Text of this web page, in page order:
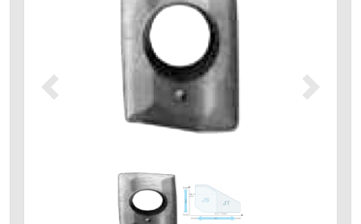
Précédent Suivant